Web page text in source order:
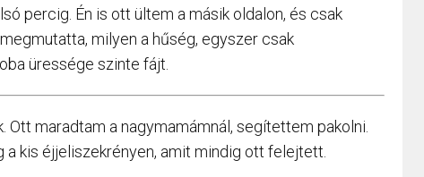
percig. Én is ott ültem a másik oldalon, és csak
milyen a hűség, egyszer csak
üressége szinte fájt.
maradtam a nagymamámnál, segítettem pakolni.
a kis éjjeliszekrényen, amit mindig ott felejtett.